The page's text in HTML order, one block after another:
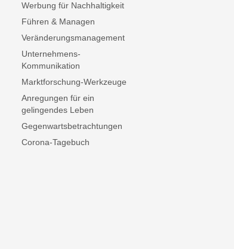
Werbung für Nachhaltigkeit
Führen & Managen
Veränderungsmanagement
Unternehmens-
Kommunikation
Marktforschung-Werkzeuge
Anregungen für ein
gelingendes Leben
Gegenwartsbetrachtungen
Corona-Tagebuch